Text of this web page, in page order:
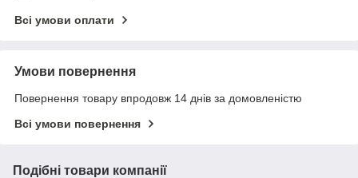
Всі умови оплати
Умови повернення
Повернення товару впродовж 14 днів за домовленістю
Всі умови повернення
Подібні товари компанії